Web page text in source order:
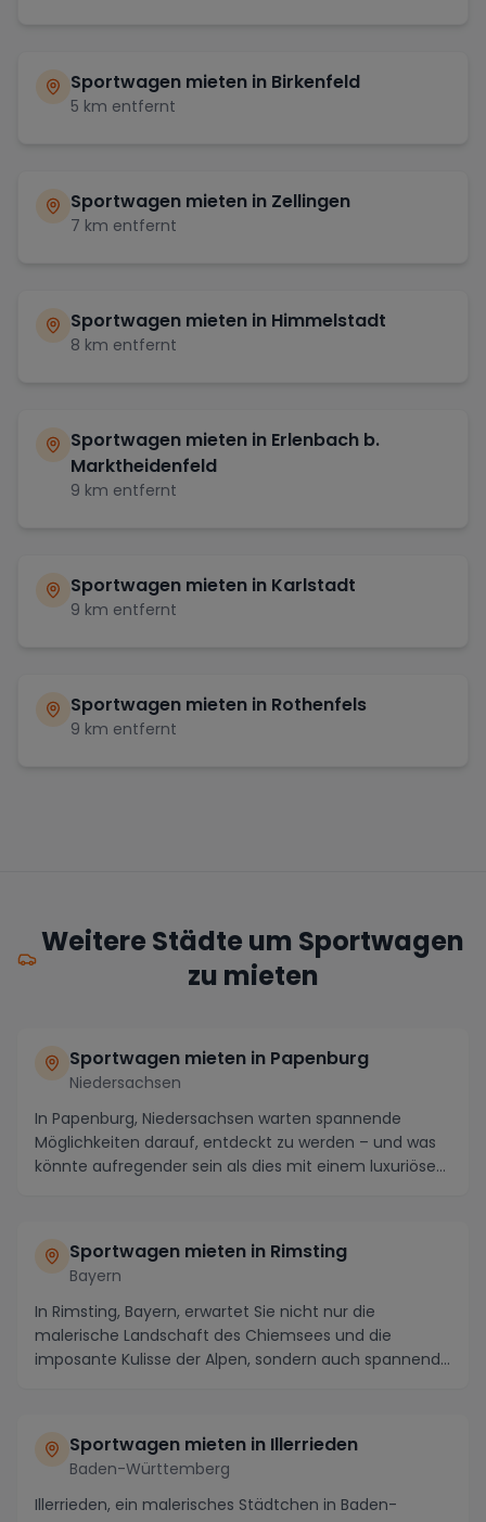
Sportwagen mieten in Birkenfeld
5 km entfernt
Sportwagen mieten in Zellingen
7 km entfernt
Sportwagen mieten in Himmelstadt
8 km entfernt
Sportwagen mieten in Erlenbach b.
Marktheidenfeld
9 km entfernt
Sportwagen mieten in Karlstadt
9 km entfernt
Sportwagen mieten in Rothenfels
9 km entfernt
Weitere Städte um Sportwagen
zu mieten
Sportwagen mieten in Papenburg
Niedersachsen
In Papenburg, Niedersachsen warten spannende
Möglichkeiten darauf, entdeckt zu werden – und was
könnte aufregender sein als dies mit einem luxuriösen
Sportwagen mieten in Rimsting
Bayern
In Rimsting, Bayern, erwartet Sie nicht nur die
malerische Landschaft des Chiemsees und die
imposante Kulisse der Alpen, sondern auch spannende
Sportwagen mieten in Illerrieden
Baden-Württemberg
Illerrieden, ein malerisches Städtchen in Baden-